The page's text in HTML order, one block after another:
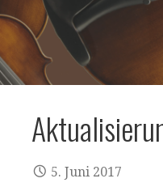
5. Juni 2017